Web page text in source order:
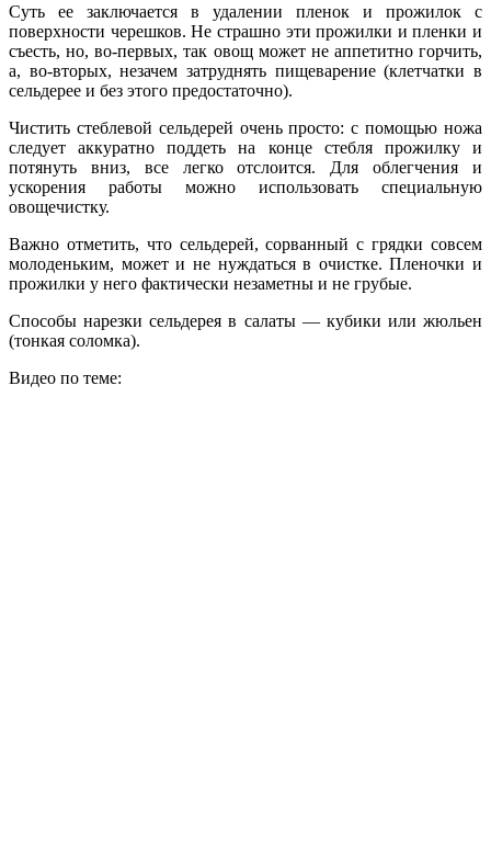
Суть ее заключается в удалении пленок и прожилок с
поверхности черешков. Не страшно эти прожилки и пленки и
съесть, но, во-первых, так овощ может не аппетитно горчить,
а, во-вторых, незачем затруднять пищеварение (клетчатки в
сельдерее и без этого предостаточно).
Чистить стеблевой сельдерей очень просто: с помощью ножа
следует аккуратно поддеть на конце стебля прожилку и
потянуть вниз, все легко отслоится. Для облегчения и
ускорения работы можно использовать специальную
овощечистку.
Важно отметить, что сельдерей, сорванный с грядки совсем
молоденьким, может и не нуждаться в очистке. Пленочки и
прожилки у него фактически незаметны и не грубые.
Способы нарезки сельдерея в салаты — кубики или жюльен
(тонкая соломка).
Видео по теме: